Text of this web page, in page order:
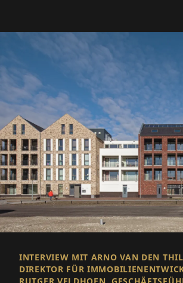
INTERVIEW MIT ARNO VAN DEN
DIREKTOR FÜR